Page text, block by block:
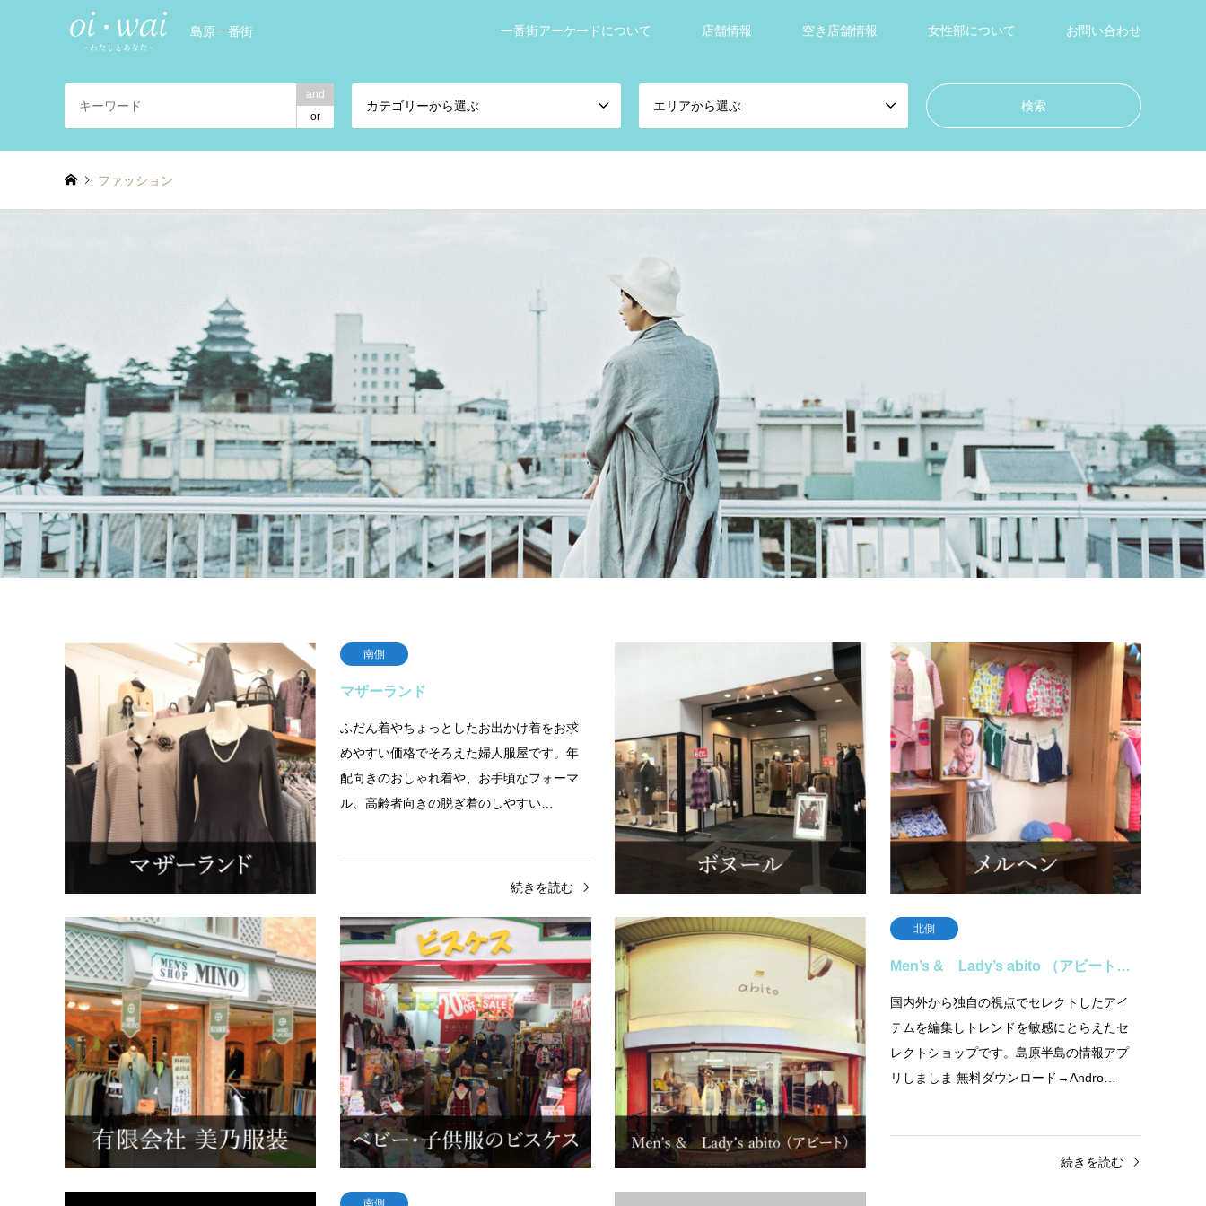
島原一番街 一番街アーケードについて 店舗情報 空き店舗情報 女性部について お問い合わせ
and
or
カテゴリーから選ぶ エリアから選ぶ
ファッション
南側
マザーランド
ふだん着やちょっとしたお出かけ着をお求
めやすい価格でそろえた婦人服屋です。年
配向きのおしゃれ着や、お手頃なフォーマ
ル、高齢者向きの脱ぎ着のしやすい…
続きを読む
南側
ボヌール
カジュアル・フォーマルシーンに合ったコ
ーディネートを御提案します店舗情報店舗
名ボヌール取扱商品自由区を中心とした、
ミセスのトータルファッション住所…
続きを読む
北側
有限会社 美乃服装
紳士服のリホーム・虫食いカケツギ修理も
いたします。店舗情報店舗名有限会社 美乃
服装取扱商品紳士服全般・学生服・企業ユ
ニホーム・学校指定制服・イージー…
続きを読む
南側
ベビー・子供服のビスケス
3坪のとってもちっちゃな子供服屋です。店
舗情報店舗名ベビー・子供服のビスケス取
扱商品ベビー子供服、雑貨住所長崎県島原
市中堀町159電話番号0957-63-7574F…
続きを読む
北側
Men’s & Lady’s abito （アビート…
国内外から独自の視点でセレクトしたアイ
テムを編集しトレンドを敏感にとらえたセ
レクトショップです。島原半島の情報アプ
リしましま 無料ダウンロード→Andro…
続きを読む
南側